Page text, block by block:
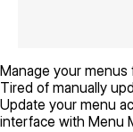
Manage your menus
Tired of manually
Update your menu
interface with Menu